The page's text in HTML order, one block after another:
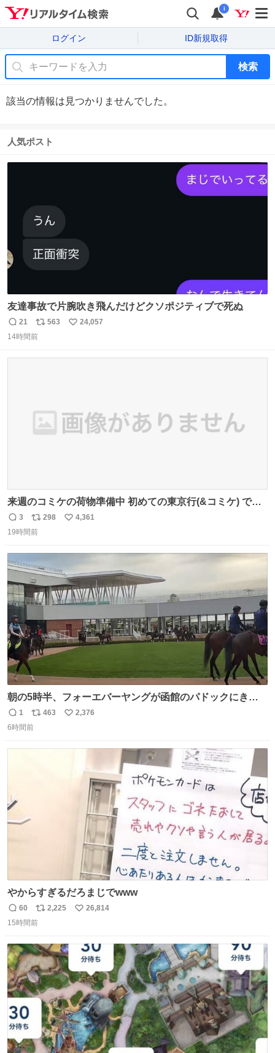
i
ログイン ID新規取得
検索
該当の情報は見つかりませんでした。
人気ポスト
友達事故で片腕吹き飛んだけどクソポジティブで死ぬ
返
信
21
リ
ポ
563
い
24,057
14時間前
来週のコミケの荷物準備中 初めての東京行(&コミケ) です
#C108
返
信
3
リ
ポ
ト
数
298
い
4,361
19時間前
朝の5時半、フォーエバーヤングが函館のパドックにきた
ー 向こう側にファンたくさん！ 横にいるのはなんとパンジ
ャタワー😳
返
信
1
リ
ポ
463
い
2,376
6時間前
やからすぎるだろまじでwww
返
信
60
リ
ポ
ト
数
2,225
い
数
26,814
15時間前